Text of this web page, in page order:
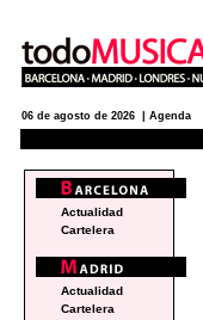
06 de agosto de 2026 | Agenda
Actualidad
Cartelera
Actualidad
Cartelera